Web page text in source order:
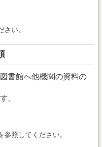
さい。
書館へ他機関の資料の
。
参照してください。